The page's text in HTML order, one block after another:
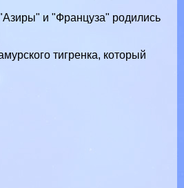
и "Француза" родились
тигренка, который